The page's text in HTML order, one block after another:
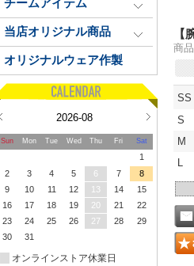
チームアイテム
当店オリジナル商品
オリジナルウェア作製
2026-08
Sun Mon Tue Wed Thu Fri Sat
1
2
3 4 5 6 7
8
9
10 11 12 13 14
15
16
17 18 19 20 21
22
23
24 25 26 27 28
29
30
31
オンラインストア休業日
【
商
SS
S
M
L